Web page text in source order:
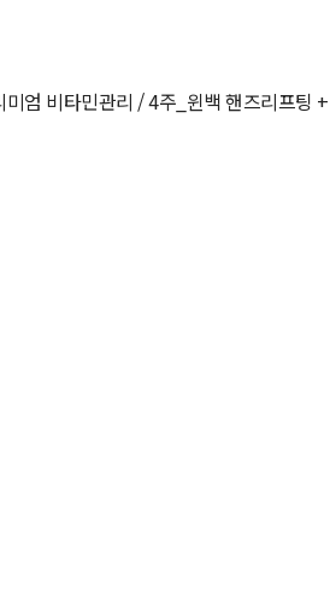
엄 비타민관리 / 4주_윈백 핸즈리프팅